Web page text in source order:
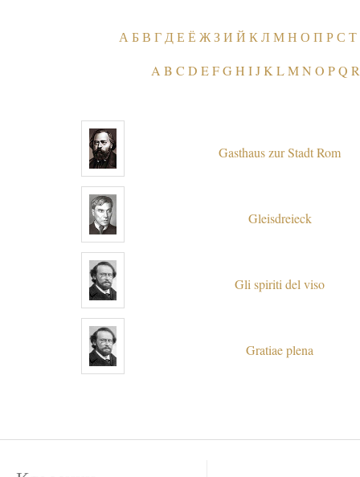
А БВ Г ДЕ Ё ЖЗИ Й К ЛМН О П РС Т
A B C D EFG H IJK LMN O PQ R
Gasthaus zur Stadt Rom
Gleisdreieck
Gli spiriti del viso
Gratiae plena